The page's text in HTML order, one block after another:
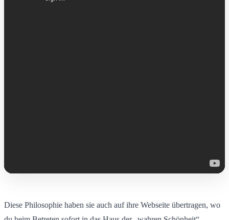
Diese Philosophie haben sie auch auf ihre Webseite übertragen, wo